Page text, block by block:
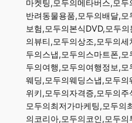
마켓팅,모두의메타버스,모
반려동물용품,모두의배달,
보험,모두의본식DVD,모두
의뷰티,모두의상조,모두의
두의스냅,모두의스마트폰,
두의여행,모두의여행정보,
웨딩,모두의웨딩스냅,모두
위키,모두의자격증,모두의
모두의최저가마케팅,모두의
의코리아,모두의코인,모두